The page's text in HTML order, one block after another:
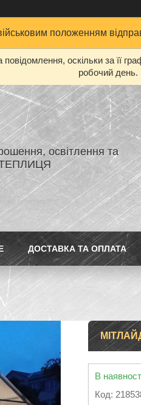
положенням
оскільки за її
робочий день.
освітлення та
ТЕПЛИЦЯ
ДОСТАВКА ТА ОПЛАТА
В
Код: